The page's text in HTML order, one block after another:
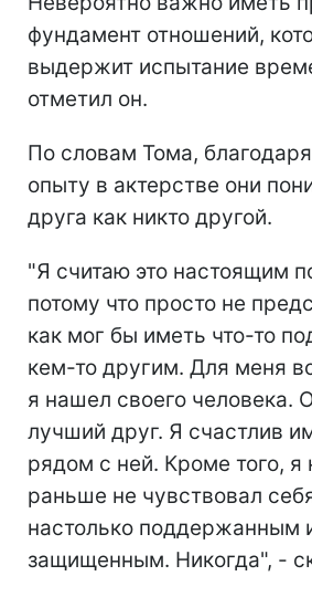
фундамент отношений,
выдержит испытание
отметил он.
По словам Тома,
опыту в актерстве они
друга как никто другой.
"Я считаю это настоящим
потому что просто не
как мог бы иметь что-то
кем-то другим. Для меня
я нашел своего человека.
лучший друг. Я счастлив
рядом с ней. Кроме того, я
раньше не чувствовал
настолько поддержанным
защищенным. Никогда", -